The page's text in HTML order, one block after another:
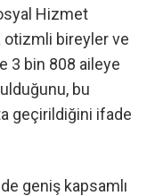
Hizmet
otizmli bireyler ve
3 bin 808 aileye
bu
geçirildiğini ifade
geniş kapsamlı